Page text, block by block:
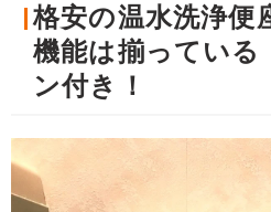
格安の温水洗浄便
機能は揃っている
ン付き！